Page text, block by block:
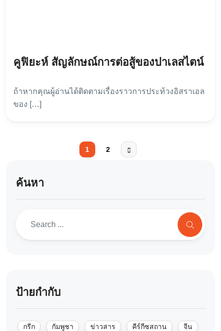
คูฟิยะห์ สัญลักษณ์การต่อสู้ของปาเลสไตน์
ถ้าหากคุณผู้อ่านได้ติดตามเรื่องราวการประท้วงอิสราเอล
ของ […]
1 2
ค้นหา
ป้ายกำกับ
กรีก กัมพูชา ข่าวสาร คีร์กีซสถาน
จีน